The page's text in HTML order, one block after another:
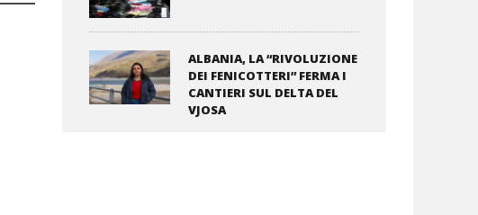
ALBANIA, LA “RIVOLUZIONE
DEI FENICOTTERI” FERMA I
CANTIERI SUL DELTA DEL
VJOSA